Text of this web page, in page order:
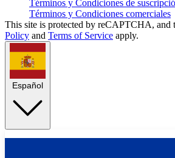
Términos y Condiciones de
Términos y Condiciones comerciales
This site is protected by reCAPTCHA, and
Policy and Terms of Service apply.
Español